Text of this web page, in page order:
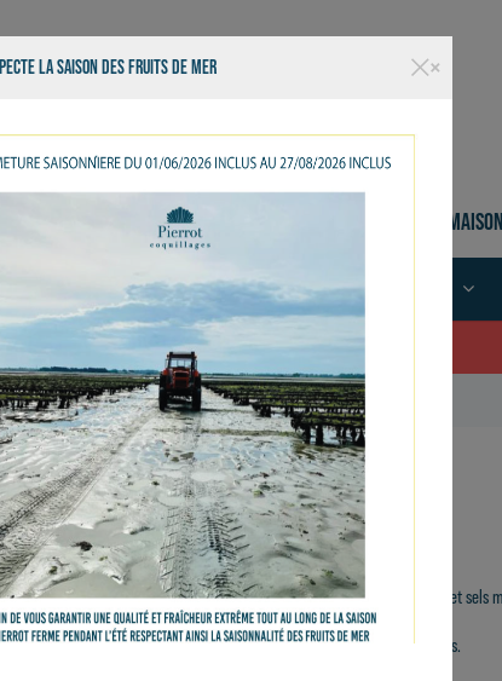
LA MAISON
CRUSTACÉS POISSONS
7J7 - LIVRAISON - KIOSQUE - RESTAURANT
Clams
Le clams est uncoquillage riche en fer et sels
Il est peu calorique et riche en protéines.
×
LA SAISON DES FRUITS DE MER